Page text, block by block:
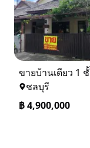
ชลบุรี
฿4,900,000